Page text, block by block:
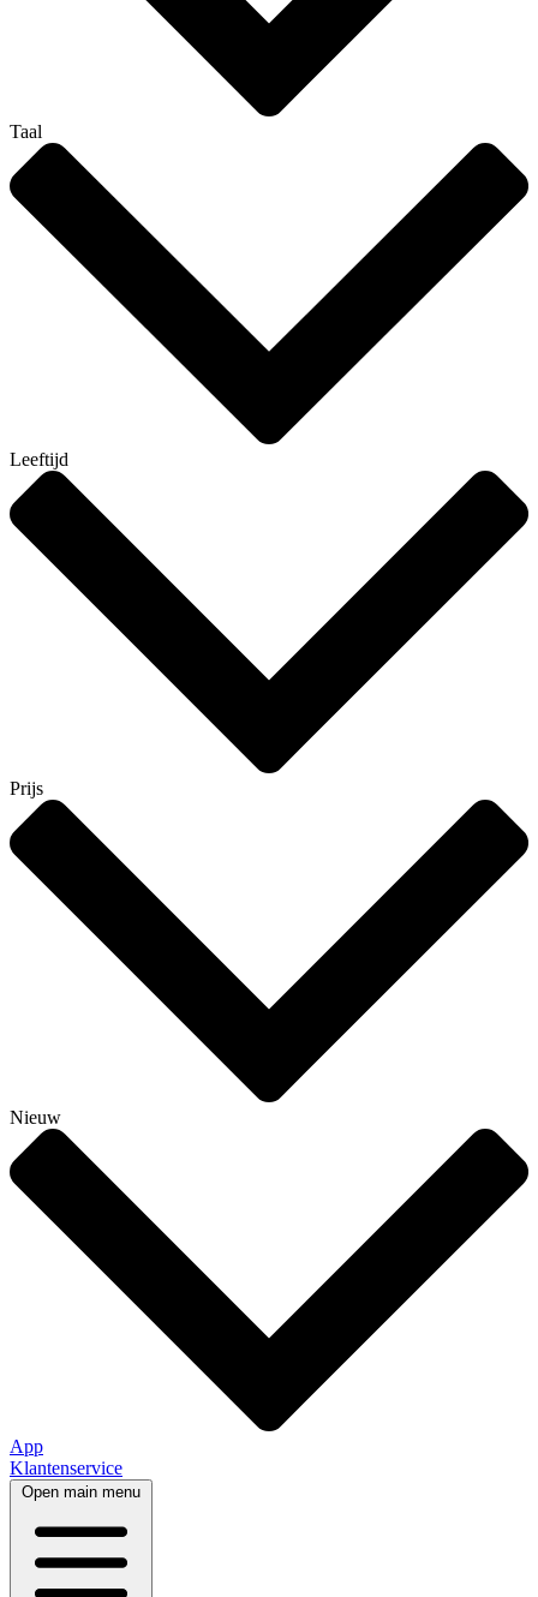
Taal
Leeftijd
Prijs
Nieuw
App
Klantenservice
Open main menu